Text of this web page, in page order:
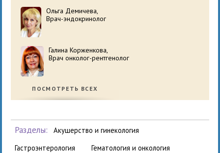
Ольга Демичева,
Врач-эндокринолог
Галина Корженкова,
Врач онколог-рентгенолог
ПОСМОТРЕТЬ ВСЕХ
Разделы:
акушерство и гинекология
гастроэнтерология
гематология и онкология